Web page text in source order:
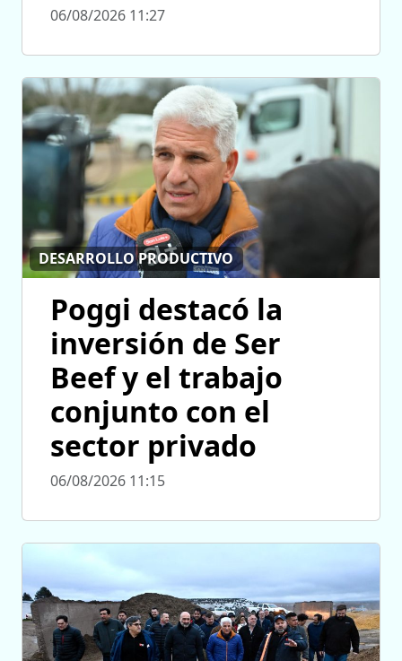
06/08/2026 11:27
DESARROLLO PRODUCTIVO
Poggi destacó la
inversión de Ser
Beef y el trabajo
conjunto con el
sector privado
06/08/2026 11:15